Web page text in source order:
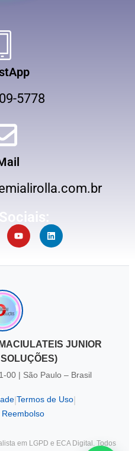
5778
JUNIOR
00 | São Paulo – Brasil
Termos de Uso
em LGPD e ECA Digital. Todos